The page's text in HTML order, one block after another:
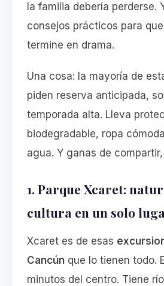
la familia debería perderse.
consejos prácticos para
termine en drama.
Una cosa: la mayoría de
piden reserva anticipada,
temporada alta. Lleva
biodegradable, ropa
agua. Y ganas de
1. Parque Xcaret:
cultura en un solo
Xcaret es de esas
Cancún que lo tienen todo.
minutos del centro. Tiene